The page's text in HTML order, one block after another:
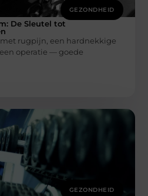
GEZONDHEID
De Sleutel tot
rugpijn, een hardnekkige
operatie — goede
GEZONDHEID